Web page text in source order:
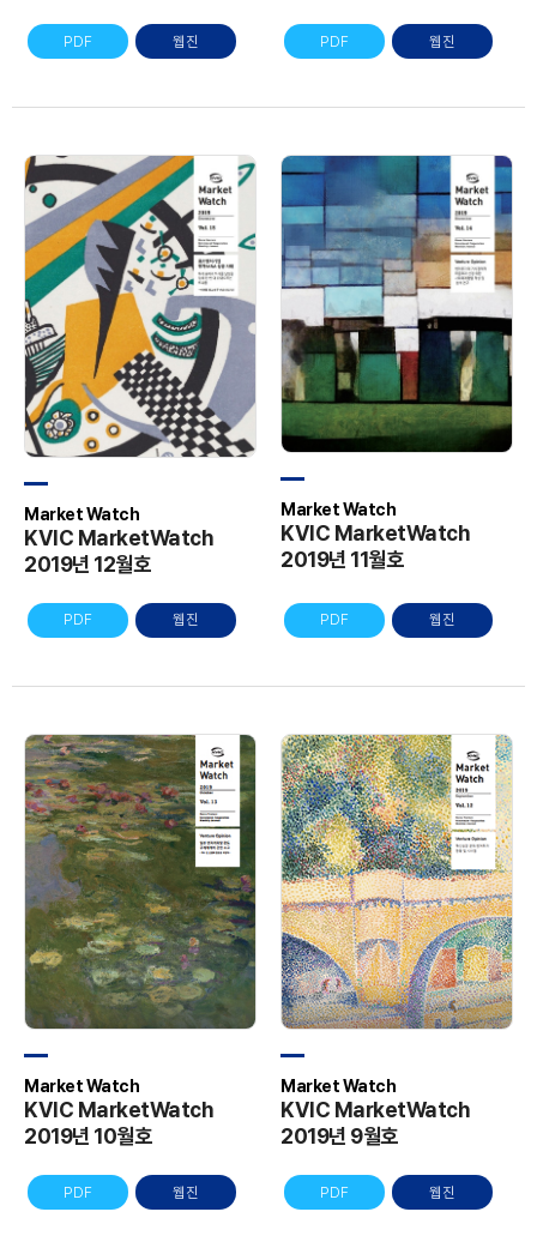
PDF 웹진 PDF 웹진
Market Watch
KVIC MarketWatch
2019년 12월호
PDF 웹진
Market Watch
KVIC MarketWatch
2019년 11월호
PDF 웹진
Market Watch
KVIC MarketWatch
2019년 10월호
PDF 웹진
Market Watch
KVIC MarketWatch
2019년 9월호
PDF 웹진